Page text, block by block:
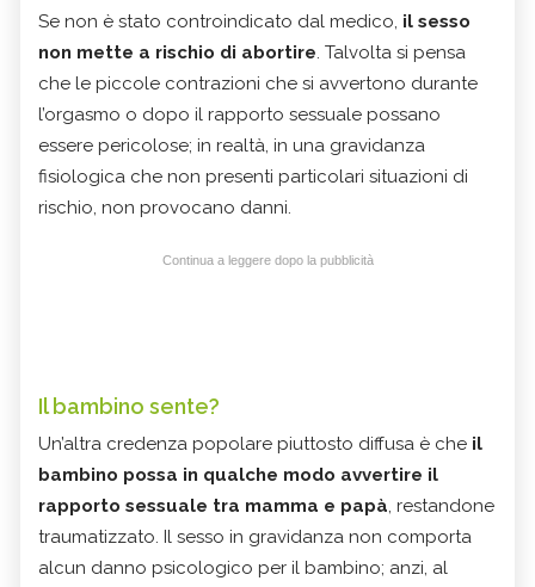
Se non è stato controindicato dal medico, il sesso
non mette a rischio di abortire. Talvolta si pensa
che le piccole contrazioni che si avvertono durante
l’orgasmo o dopo il rapporto sessuale possano
essere pericolose; in realtà, in una gravidanza
fisiologica che non presenti particolari situazioni di
rischio, non provocano danni.
Continua a leggere dopo la pubblicità
Il bambino sente?
Un’altra credenza popolare piuttosto diffusa è che il
bambino possa in qualche modo avvertire il
rapporto sessuale tra mamma e papà, restandone
traumatizzato. Il sesso in gravidanza non comporta
alcun danno psicologico per il bambino; anzi, al